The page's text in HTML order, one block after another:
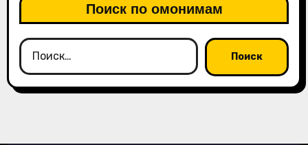
Поиск по омонимам
Найти: